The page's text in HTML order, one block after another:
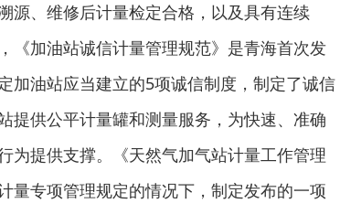
源、维修后计量检定合格，以及具有连续
《加油站诚信计量管理规范》是青海首次发
加油站应当建立的5项诚信制度，制定了诚信
提供公平计量罐和测量服务，为快速、准确
为提供支撑。《天然气加气站计量工作管理
量专项管理规定的情况下，制定发布的一项